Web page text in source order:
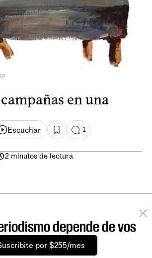
en una
Escuchar 1
2 minutos de lectura
depende de vos
por $255/mes